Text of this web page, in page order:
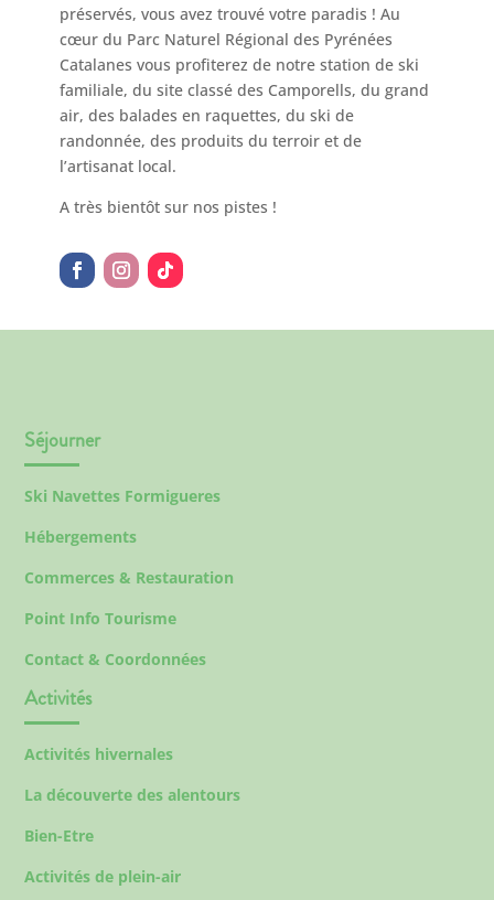
préservés, vous avez trouvé votre paradis ! Au
cœur du Parc Naturel Régional des Pyrénées
Catalanes vous profiterez de notre station de ski
familiale, du site classé des Camporells, du grand
air, des balades en raquettes, du ski de
randonnée, des produits du terroir et de
l’artisanat local.
A très bientôt sur nos pistes !
Séjourner
Ski Navettes Formigueres
Hébergements
Commerces & Restauration
Point Info Tourisme
Contact & Coordonnées
Activités
Activités hivernales
La découverte des alentours
Bien-Etre
Activités de plein-air